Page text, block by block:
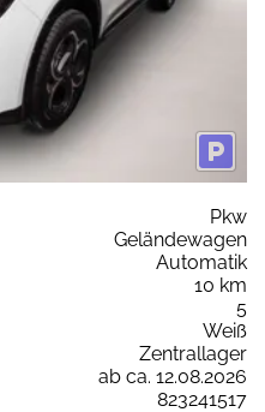
Pkw
Geländewagen
Automatik
10 km
5
Weiß
Zentrallager
ab ca. 12.08.2026
823241517